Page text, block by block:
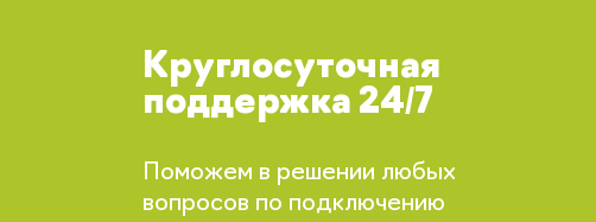
Круглосуточная
поддержка 24/7
Поможем в решении любых
вопросов по подключению